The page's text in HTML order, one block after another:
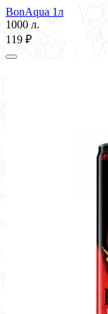
BonAqua 1л
1000 л.
119 ₽